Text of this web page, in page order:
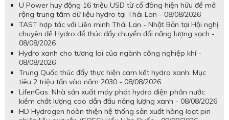
U Power huy động 16 triệu USD từ cổ đông hiện hữu để mở
rộng trung tâm dữ liệu hydro tại Thái Lan - 08/08/2026
TAST hợp tác với Liên minh Thái Lan - Nhật Bản tại Hội nghị
chuyên đề Hydro để thúc đẩy chuyển đổi năng lượng sạch -
08/08/2026
Hydro xanh cho tương lai của ngành công nghiệp khí -
08/08/2026
Trung Quốc thúc đẩy thực hiện cam kết hydro xanh: Mục
tiêu 2 triệu tấn vào năm 2030 - 08/08/2026
LifenGas: Nhà sản xuất máy phát hydro điện phân nước
kiềm chất lượng cao dẫn đầu năng lượng xanh - 08/08/2026
HD Hydrogen hoàn thiện hệ thống sản xuất hàng loạt pin